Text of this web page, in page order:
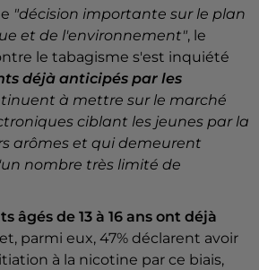
"décision importante sur le plan
et de l'environnement", le
le tabagisme s'est inquiété
déjà anticipés par les
à mettre sur le marché
ciblant les jeunes par la
arômes et qui demeurent
nombre très limité de
âgés de 13 à 16 ans ont déjà
et, parmi eux, 47% déclarent avoir
à la nicotine par ce biais,